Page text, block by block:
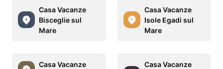
Casa Vacanze
Bisceglie sul
Mare
Casa Vacanze
Isole Egadi sul
Mare
Casa Vacanze
Casa Vacanze